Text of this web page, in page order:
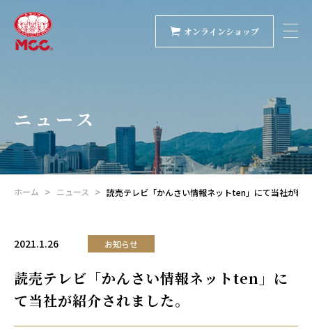
オンラインショップ
ニュース
ホーム ニュース 読売テレビ「かんさい情報ネットten」にて当社が紹
2021.1.26 お知らせ
読売テレビ「かんさい情報ネットten」に
て当社が紹介されました。